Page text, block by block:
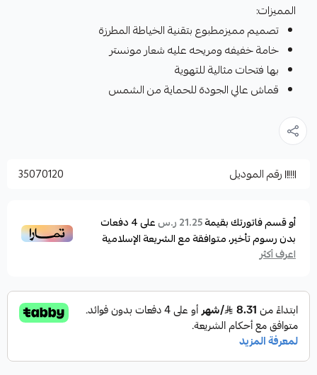
المميزات:
تصميم مميزمطبوع بتقنية الخياطة المطرزة
خامة خفيفه ومريحه عليه شعار مونستر
بها فتحات مثالية للتهوية
قماش عالي الجودة للحماية من الشمس
رقم الموديل 35070120
أو قسم فاتورتك بقيمة21.25 ر.س على4دفعات
بدون رسوم تأخير، متوافقة مع الشريعة الإسلامية
اعرف أكثر